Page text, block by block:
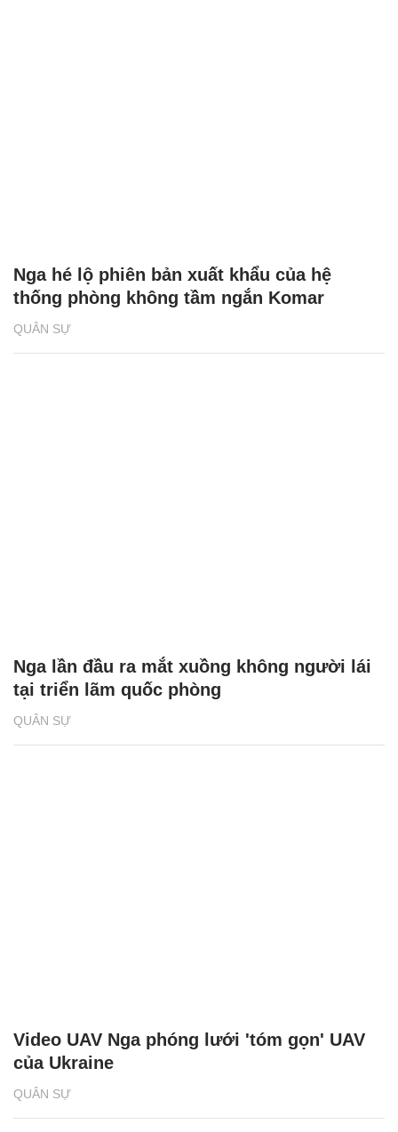
QUÂN SỰ
Nga hé lộ phiên bản xuất khẩu của hệ
thống phòng không tầm ngắn Komar
QUÂN SỰ
Nga lần đầu ra mắt xuồng không người lái
tại triển lãm quốc phòng
QUÂN SỰ
Video UAV Nga phóng lưới 'tóm gọn' UAV
của Ukraine